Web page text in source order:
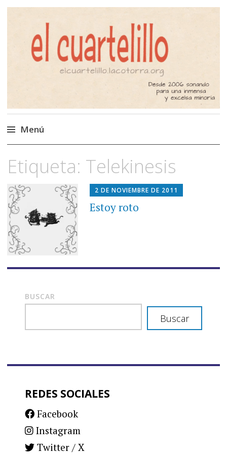
El Cuartelillo
Programa de radio de música
independiente. Podcast
Menú
al
contenido
Etiqueta: Telekinesis
2 DE NOVIEMBRE DE 2011
Estoy roto
BUSCAR
Buscar
REDES SOCIALES
Facebook
Instagram
Twitter / X